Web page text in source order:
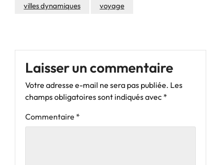
villes dynamiques
voyage
Laisser un commentaire
Votre adresse e-mail ne sera pas publiée. Les
champs obligatoires sont indiqués avec *
Commentaire *